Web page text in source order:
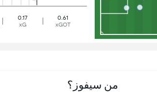
0.17
xG
0.61
xGOT
من سيفوز؟